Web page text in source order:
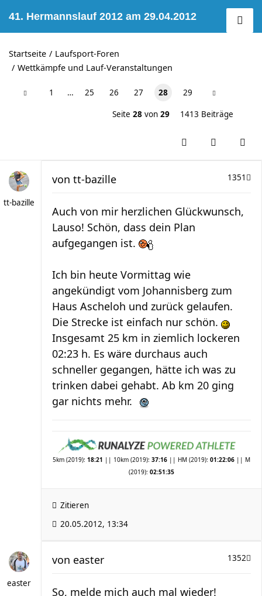
41. Hermannslauf 2012 am 29.04.2012
Startseite
Laufsport-Foren
Wettkämpfe und Lauf-Veranstaltungen
1 … 25 26 27 28 29
Seite 28 von 29 1413 Beiträge
tt-bazille
1351
von tt-bazille
Auch von mir herzlichen Glückwunsch,
Lauso! Schön, dass dein Plan
aufgegangen ist.
Ich bin heute Vormittag wie
angekündigt vom Johannisberg zum
Haus Ascheloh und zurück gelaufen.
Die Strecke ist einfach nur schön.
Insgesamt 25 km in ziemlich lockeren
02:23 h. Es wäre durchaus auch
schneller gegangen, hätte ich was zu
trinken dabei gehabt. Ab km 20 ging
gar nichts mehr.
5km (2019): 18:21 || 10km (2019): 37:16 || HM (2019): 01:22:06 || M
(2019): 02:51:35
Zitieren
20.05.2012, 13:34
easter
1352
von easter
So, melde mich auch mal wieder!